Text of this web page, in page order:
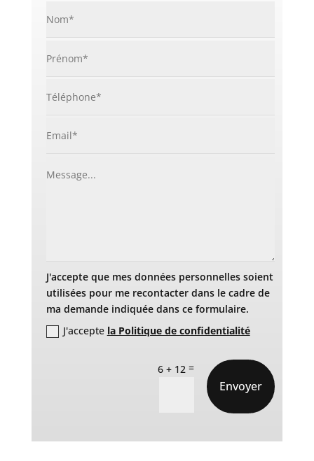
J'accepte que mes données personnelles soient
utilisées pour me recontacter dans le cadre de
ma demande indiquée dans ce formulaire.
J'accepte la Politique de confidentialité
6 + 12 =
Envoyer